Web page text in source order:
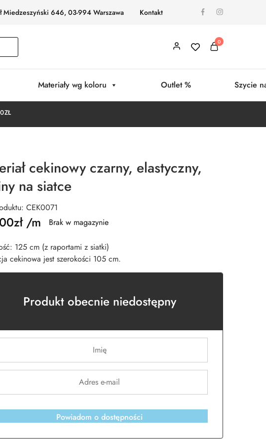
Miedzeszyński 646, 03-994 Warszawa Kontakt
0
Materiały wg koloru Outlet % Szycie
ZŁ
cekinowy czarny, elastyczny,
na siatce
CEK0071
zł/m Brak w magazynie
125 cm (z raportami z siatki)
cekinowa jest szerokości 105 cm.
Produkt obecnie niedostępny
Powiadom o dostępności